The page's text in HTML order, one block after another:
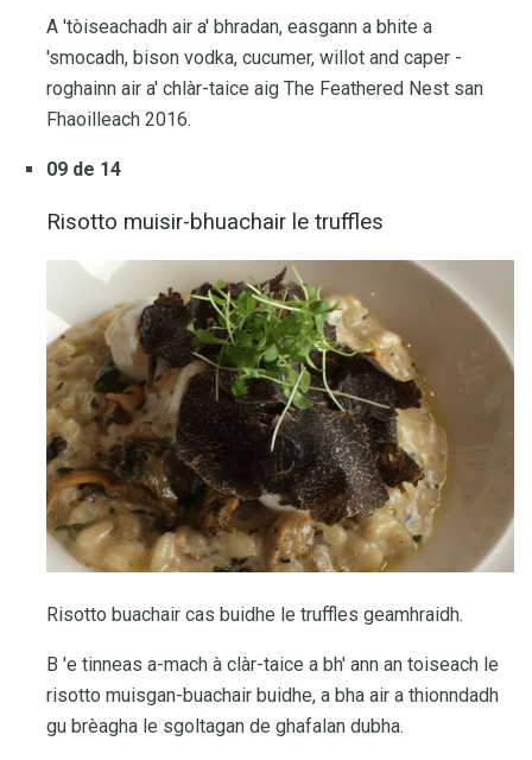
A 'tòiseachadh air a' bhradan, easgann a bhite a
'smocadh, bison vodka, cucumer, willot and caper -
roghainn air a' chlàr-taice aig The Feathered Nest san
Fhaoilleach 2016.
09 de 14
Risotto muisir-bhuachair le truffles
Risotto buachair cas buidhe le truffles geamhraidh.
B 'e tinneas a-mach à clàr-taice a bh' ann an toiseach le
risotto muisgan-buachair buidhe, a bha air a thionndadh
gu brèagha le sgoltagan de ghafalan dubha.